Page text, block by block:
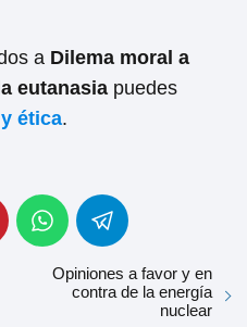
a Dilema moral a
eutanasia puedes
ética.
Opiniones a favor y en
contra de la energía
nuclear